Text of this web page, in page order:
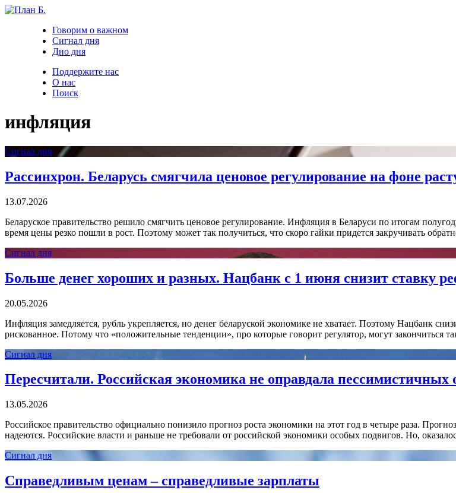
Говорим о важном
Сигнал дня
Дно дня
Поддержите нас
О нас
Поиск
инфляция
Сигнал дня
Рассинхрон. Беларусь смягчила ценовое регулирование на фоне
13.07.2026
Беларуское правительство решило смягчить ценовое регулирование. Инфляция в Беларуси по итогам
время цены резко пошли в рост. Поэтому может так получиться, что скоро гайки придется закручивать
Сигнал дня
Больше денег хороших и разных. Нацбанк с 1 июня снизит ставку
20.05.2026
Инфляция замедляется, рубль укрепляется, но денег беларуской экономике не хватает. Поэтому Нацбанк
рискованное. Потому что «положительные тенденции», про которые говорит регулятор, могут закончиться
Сигнал дня
Пересчитали. Российская экономика не оправдала пессимистичных
13.05.2026
Российское правительство официально понизило прогноз роста экономики на этот год в четыре раза.
надеются. Российские власти и раньше не требовали от российской экономики особых подвигов. Но,
Сигнал дня
Справедливым ценам – справедливые зарплаты